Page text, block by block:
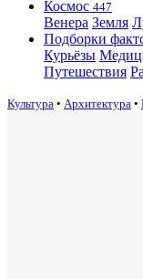
Космос 447
Венера Земля
Подборки
Курьёзы
Путешествия
Культура • Архитектура •